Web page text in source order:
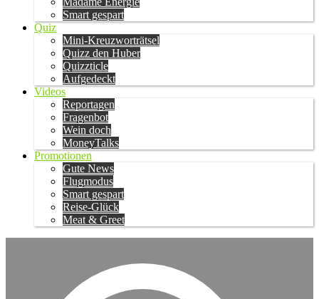
Smart gespart
Quiz
Mini-Kreuzworträtsel
Quizz den Huber
Quizzticle
Aufgedeckt
Videos
Reportagen
Fragenbot
Wein doch
MoneyTalks
Promotionen
Gute News
Flugmodus
Smart gespart
Reise-Glück
Meat & Greet